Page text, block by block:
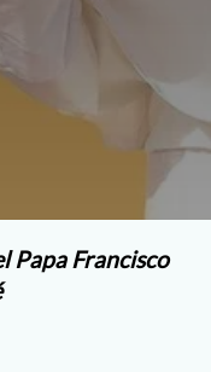
Papa Francisco